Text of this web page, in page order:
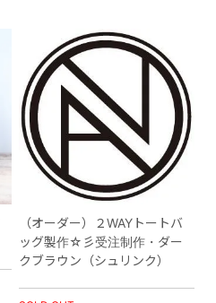
（オーダー）２WAYトートバ
ッグ製作☆彡受注制作・ダー
クブラウン（シュリンク）